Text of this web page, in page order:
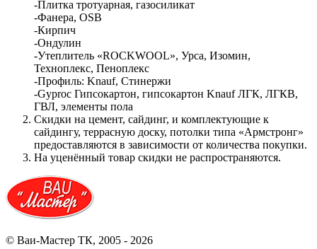
-Плитка тротуарная, газосиликат
-Фанера, OSB
-Кирпич
-Ондулин
-Утеплитель «ROCKWOOL», Урса, Изомин,
Техноплекс, Пеноплекс
-Профиль: Knauf, Стинержи
-Gyproc Гипсокартон, гипсокартон Knauf ЛГК, ЛГКВ,
ГВЛ, элементы пола
Скидки на цемент, сайдинг, и комплектующие к
сайдингу, террасную доску, потолки типа «Армстронг»
предоставляются в зависимости от количества покупки.
На уценённый товар скидки не распространяются.
© Ваи-Мастер ТК, 2005 - 2026